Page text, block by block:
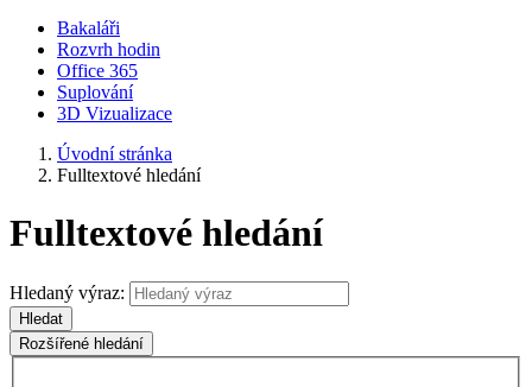
Bakaláři
Rozvrh hodin
Office 365
Suplování
3D Vizualizace
Úvodní stránka
Fulltextové hledání
Fulltextové hledání
Hledaný výraz:
Hledat
Rozšířené hledání